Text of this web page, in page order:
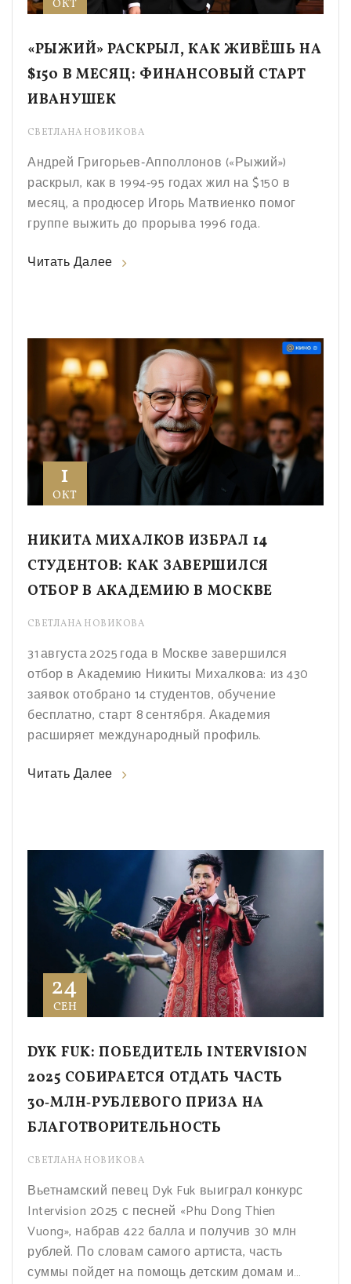
ОКТ
«РЫЖИЙ» РАСКРЫЛ, КАК ЖИВЁШЬ НА
$150 В МЕСЯЦ: ФИНАНСОВЫЙ СТАРТ
ИВАНУШЕК
СВЕТЛАНА НОВИКОВА
Андрей Григорьев‑Апполлонов («Рыжий»)
раскрыл, как в 1994‑95 годах жил на $150 в
месяц, а продюсер Игорь Матвиенко помог
группе выжить до прорыва 1996 года.
Читать Далее
1
ОКТ
НИКИТА МИХАЛКОВ ИЗБРАЛ 14
СТУДЕНТОВ: КАК ЗАВЕРШИЛСЯ
ОТБОР В АКАДЕМИЮ В МОСКВЕ
СВЕТЛАНА НОВИКОВА
31 августа 2025 года в Москве завершился
отбор в Академию Никиты Михалкова: из 430
заявок отобрано 14 студентов, обучение
бесплатно, старт 8 сентября. Академия
расширяет международный профиль.
Читать Далее
24
СЕН
DYK FUK: ПОБЕДИТЕЛЬ INTERVISION
2025 СОБИРАЕТСЯ ОТДАТЬ ЧАСТЬ
30‑МЛН‑РУБЛЕВОГО ПРИЗА НА
БЛАГОТВОРИТЕЛЬНОСТЬ
СВЕТЛАНА НОВИКОВА
Вьетнамский певец Dyk Fuk выиграл конкурс
Intervision 2025 с песней «Phu Dong Thien
Vuong», набрав 422 балла и получив 30 млн
рублей. По словам самого артиста, часть
суммы пойдет на помощь детским домам и